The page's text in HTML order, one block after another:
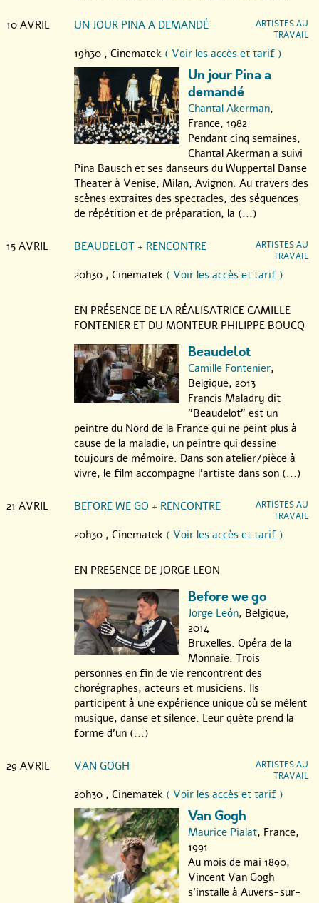
10 AVRIL UN JOUR PINA A DEMANDÉ
ARTISTES AU
TRAVAIL
19h30 , Cinematek ( Voir les accès et tarif )
Un jour Pina a
demandé
Chantal Akerman,
France, 1982
Pendant cinq semaines,
Chantal Akerman a suivi
Pina Bausch et ses danseurs du Wuppertal Danse
Theater à Venise, Milan, Avignon. Au travers des
scènes extraites des spectacles, des séquences
de répétition et de préparation, la (...)
15 AVRIL BEAUDELOT + RENCONTRE
ARTISTES AU
TRAVAIL
20h30 , Cinematek ( Voir les accès et tarif )
EN PRÉSENCE DE LA RÉALISATRICE CAMILLE
FONTENIER ET DU MONTEUR PHILIPPE BOUCQ
Beaudelot
Camille Fontenier,
Belgique, 2013
Francis Maladry dit
"Beaudelot" est un
peintre du Nord de la France qui ne peint plus à
cause de la maladie, un peintre qui dessine
toujours de mémoire. Dans son atelier/pièce à
vivre, le film accompagne l’artiste dans son (...)
21 AVRIL BEFORE WE GO + RENCONTRE
ARTISTES AU
TRAVAIL
20h30 , Cinematek ( Voir les accès et tarif )
EN PRESENCE DE JORGE LEON
Before we go
Jorge León, Belgique,
2014
Bruxelles. Opéra de la
Monnaie. Trois
personnes en fin de vie rencontrent des
chorégraphes, acteurs et musiciens. Ils
participent à une expérience unique où se mêlent
musique, danse et silence. Leur quête prend la
forme d’un (...)
29 AVRIL VAN GOGH
ARTISTES AU
TRAVAIL
20h30 , Cinematek ( Voir les accès et tarif )
Van Gogh
Maurice Pialat, France,
1991
Au mois de mai 1890,
Vincent Van Gogh
s’installe à Auvers-sur-